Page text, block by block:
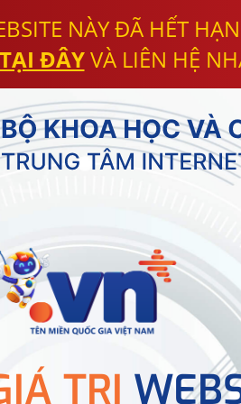
NÀY ĐÃ HẾT
TẠI ĐÂYVÀ LIÊN HỆ
TRỊ